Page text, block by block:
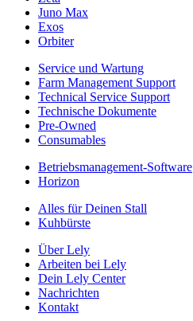
Juno Max
Exos
Orbiter
Service und Wartung
Farm Management Support
Technical Service Support
Technische Dokumente
Pre-Owned
Consumables
Betriebsmanagement-Software
Horizon
Alles für Deinen Stall
Kuhbürste
Über Lely
Arbeiten bei Lely
Dein Lely Center
Nachrichten
Kontakt